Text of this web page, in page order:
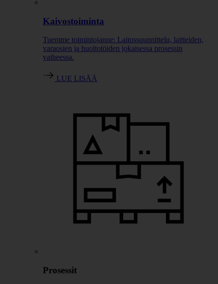
Kaivostoiminta
Tuemme toimintojanne: Laitossuunnittelu, laitteiden,
varaosien ja huoltotöiden jokaisessa prosessin
vaiheessa.
LUE LISÄÄ
Prosessit